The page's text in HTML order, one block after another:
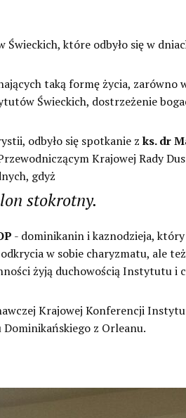
które odbyło się w
taką formę życia,
Świeckich, dostrzeżenie
odbyło się spotkanie zks. dr
Krajowej Rady
gdyż
stokrotny.
- dominikanin i kaznodzieja,
w sobie charyzmatu, ale
żyją duchowością Instytutu
Krajowej Konferencji
z Orleanu.